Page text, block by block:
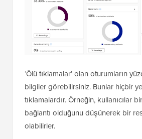
‘Ölü tıklamalar’ olan oturumların
bilgiler görebilirsiniz. Bunlar hiçbir
tıklamalardır. Örneğin, kullanıcılar
bağlantı olduğunu düşünerek bir
olabilirler.